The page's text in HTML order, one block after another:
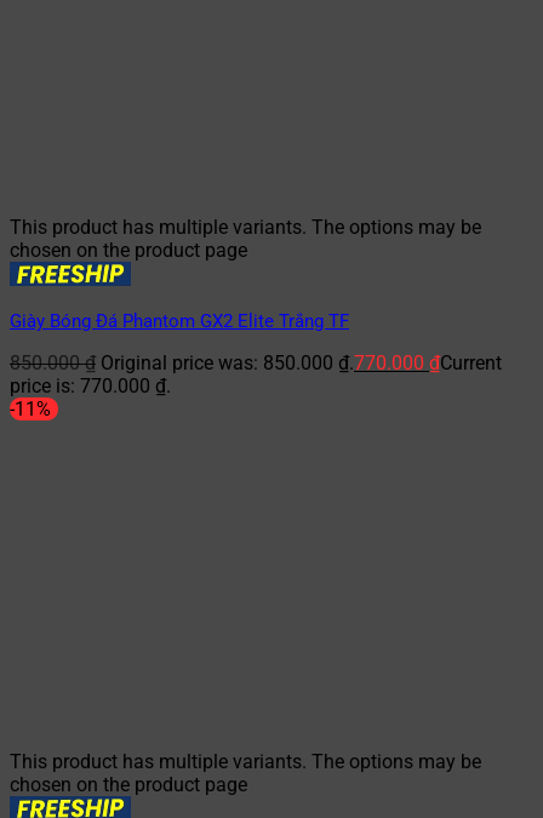
This product has multiple variants. The options may be
chosen on the product page
Giày Bóng Đá Phantom GX2 Elite Trắng TF
850.000₫ Original price was: 850.000 ₫.770.000 ₫Current
price is: 770.000 ₫.
-11%
This product has multiple variants. The options may be
chosen on the product page